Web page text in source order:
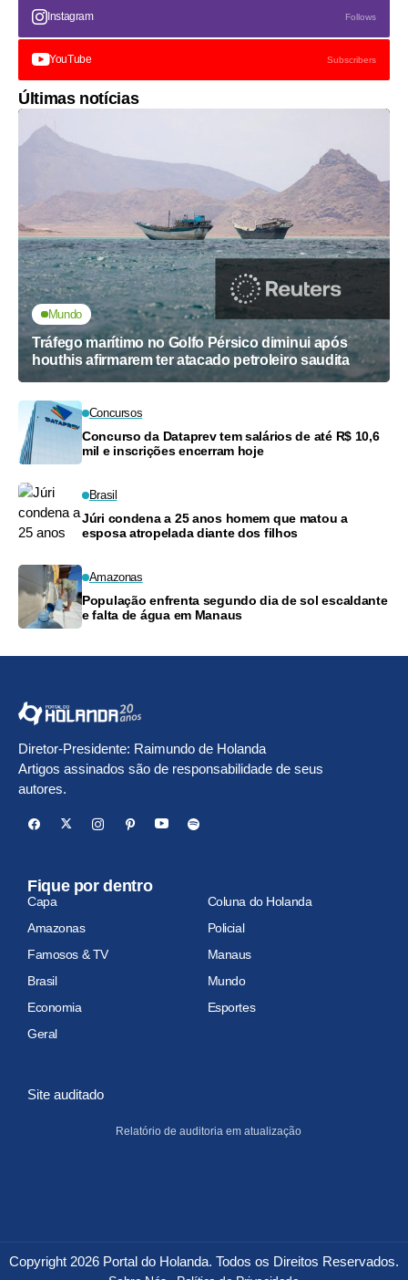
Instagram Follows
YouTube Subscribers
Últimas notícias
Mundo
Tráfego marítimo no Golfo Pérsico diminui após
houthis afirmarem ter atacado petroleiro saudita
Concursos
Concurso da Dataprev tem salários de até R$ 10,6
mil e inscrições encerram hoje
Brasil
Júri condena a 25 anos homem que matou a
esposa atropelada diante dos filhos
Amazonas
População enfrenta segundo dia de sol escaldante
e falta de água em Manaus
Diretor-Presidente: Raimundo de Holanda
Artigos assinados são de responsabilidade de seus
autores.
Fique por dentro
Capa
Coluna do Holanda
Amazonas
Policial
Famosos & TV
Manaus
Brasil
Mundo
Economia
Esportes
Geral
Site auditado
Relatório de auditoria em atualização
Copyright 2026 Portal do Holanda. Todos os Direitos Reservados.